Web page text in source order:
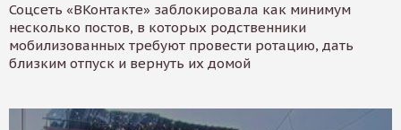
Соцсеть «ВКонтакте» заблокировала как минимум
несколько постов, в которых родственники
мобилизованных требуют провести ротацию, дать
близким отпуск и вернуть их домой